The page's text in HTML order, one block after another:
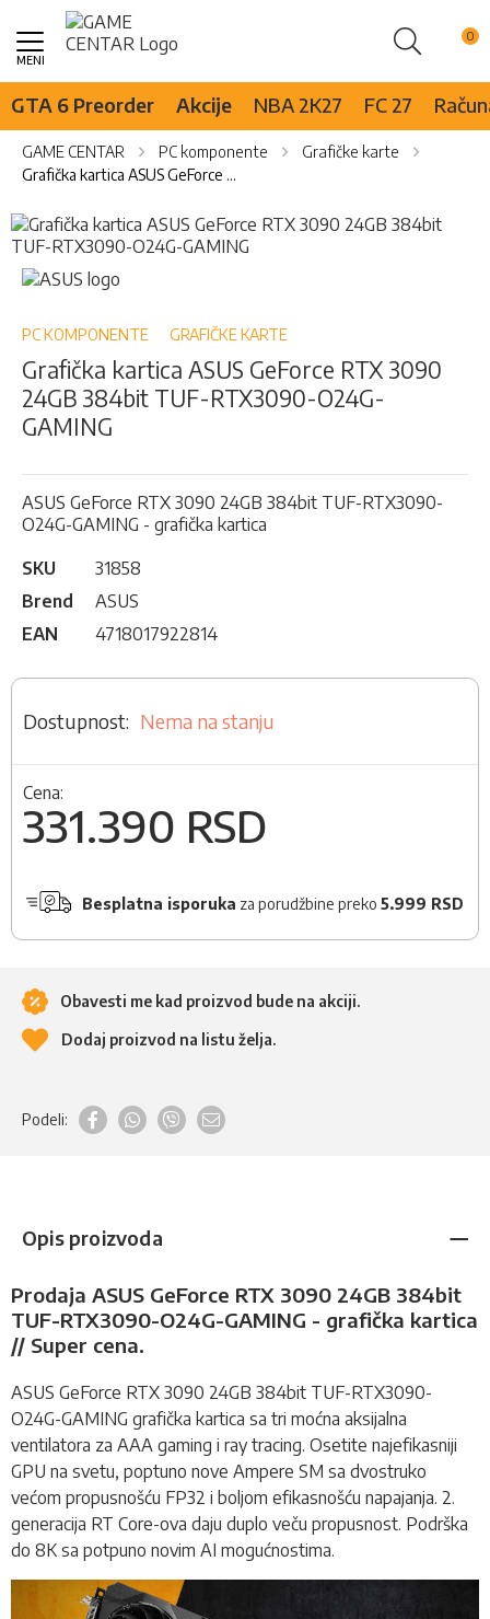
Pretraži
Skip
Content
GTA 6 Preorder Akcije NBA 2K27 FC 27
GAME CENTAR PC komponente
Grafičke karte
Grafička kartica ASUS GeForce RTX 3090 24GB 384bit TUF-RTX3090-O24G-GAMING
Skip
to
the
end
the
images
gallery
Skip
to
beginning
the
images
gallery
PC KOMPONENTE GRAFIČKE KARTE
Grafička kartica ASUS GeForce RTX 3090
24GB 384bit TUF-RTX3090-O24G-
GAMING
ASUS GeForce RTX 3090 24GB 384bit TUF-RTX3090-
O24G-GAMING - grafička kartica
SKU
31858
Brend
ASUS
EAN
4718017922814
Nema na stanju
Cena:
331.390 RSD
Besplatna isporuka za porudžbine preko 5.999 RSD
Obavesti me kad proizvod bude na akciji.
Dodaj proizvod na listu želja.
Podeli:
Opis proizvoda
Prodaja ASUS GeForce RTX 3090 24GB 384bit
TUF-RTX3090-O24G-GAMING - grafička kartica
// Super cena.
ASUS GeForce RTX 3090 24GB 384bit TUF-RTX3090-
O24G-GAMING grafička kartica sa tri moćna aksijalna
ventilatora za AAA gaming i ray tracing. Osetite najefikasniji
GPU na svetu, poptuno nove Ampere SM sa dvostruko
većom propusnošću FP32 i boljom efikasnošću napajanja. 2.
generacija RT Core-ova daju duplo veču propusnost. Podrška
do 8K sa potpuno novim AI mogućnostima.